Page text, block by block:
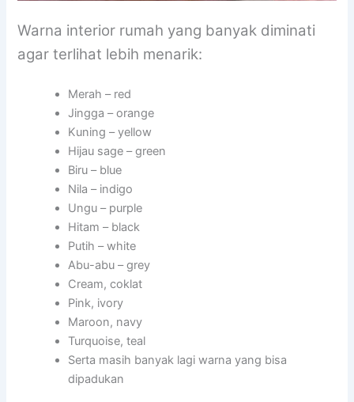
Warna interior rumah yang banyak diminati
agar terlihat lebih menarik:
Merah – red
Jingga – orange
Kuning – yellow
Hijau sage – green
Biru – blue
Nila – indigo
Ungu – purple
Hitam – black
Putih – white
Abu-abu – grey
Cream, coklat
Pink, ivory
Maroon, navy
Turquoise, teal
Serta masih banyak lagi warna yang bisa
dipadukan